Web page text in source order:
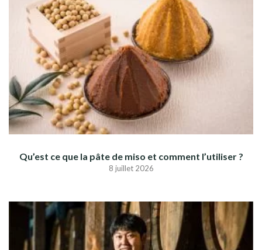
Qu’est ce que la pâte de miso et comment l’utiliser ?
8 juillet 2026